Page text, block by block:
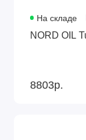
На складе
8803р.